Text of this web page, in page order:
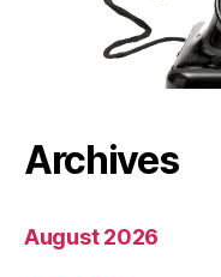
Archives
August 2026